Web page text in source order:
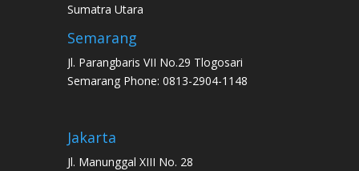
Sumatra Utara
Semarang
Jl. Parangbaris VII No.29 Tlogosari
Semarang Phone: 0813-2904-1148
Jakarta
Jl. Manunggal XIII No. 28